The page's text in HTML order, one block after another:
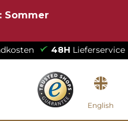
Sommer
48H Lieferservice
English